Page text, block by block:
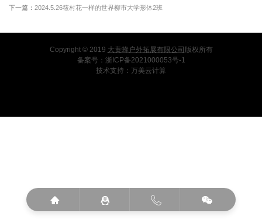
下一篇： 2024.5.26筱村花一样的世界柳市大学形体2班
   
Copyright © 2019 大黄蜂户外拓展有限公司 版权所有
备案号： 浙ICP备2021000053号-1
技术支持： 万美云计算